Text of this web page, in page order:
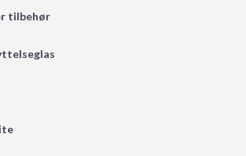
tilbehør